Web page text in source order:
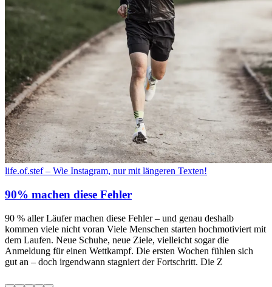
life.of.stef – Wie Instagram, nur mit längeren Texten!
90% machen diese Fehler
90 % aller Läufer machen diese Fehler – und genau deshalb
kommen viele nicht voran Viele Menschen starten hochmotiviert mit
dem Laufen. Neue Schuhe, neue Ziele, vielleicht sogar die
Anmeldung für einen Wettkampf. Die ersten Wochen fühlen sich
gut an – doch irgendwann stagniert der Fortschritt. Die Z